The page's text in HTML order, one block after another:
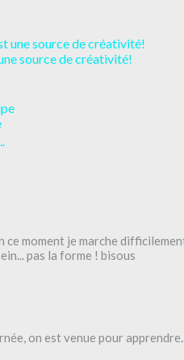
source de créativité!
ce moment je marche
pas la forme ! bisous
on est venue pour